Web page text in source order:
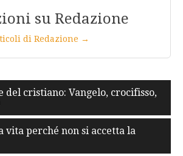
su Redazione
di Redazione →
del cristiano: Vangelo, crocifisso,
vita perché non si accetta la